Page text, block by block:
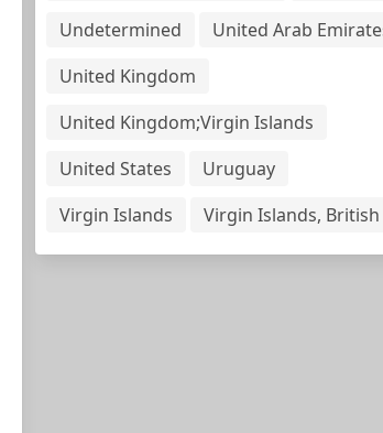
Undetermined
United Arab
United Kingdom
United Kingdom;Virgin Islands
United States
Uruguay
Virgin Islands
Virgin Islands, British